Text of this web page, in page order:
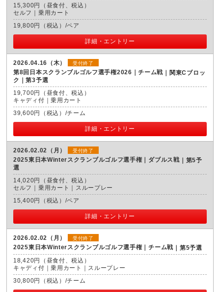
15,300円（昼食付、税込）
セルフ｜乗用カート
19,800円（税込）/ペア
詳細・エントリー
2026.04.16（木） 受付終了
第8回日本スクランブルゴルフ選手権2026｜チーム戦
関東Cブロッ
ク｜第3予選
19,700円（昼食付、税込）
キャディ付｜乗用カート
39,600円（税込）/チーム
詳細・エントリー
2026.02.02（月） 受付終了
2025東日本Winterスクランブルゴルフ選手権｜ダブルス戦
第5予
選
14,020円（昼食付、税込）
セルフ｜乗用カート｜スループレー
15,400円（税込）/ペア
詳細・エントリー
2026.02.02（月） 受付終了
2025東日本Winterスクランブルゴルフ選手権｜チーム戦
第5予選
18,420円（昼食付、税込）
キャディ付｜乗用カート｜スループレー
30,800円（税込）/チーム